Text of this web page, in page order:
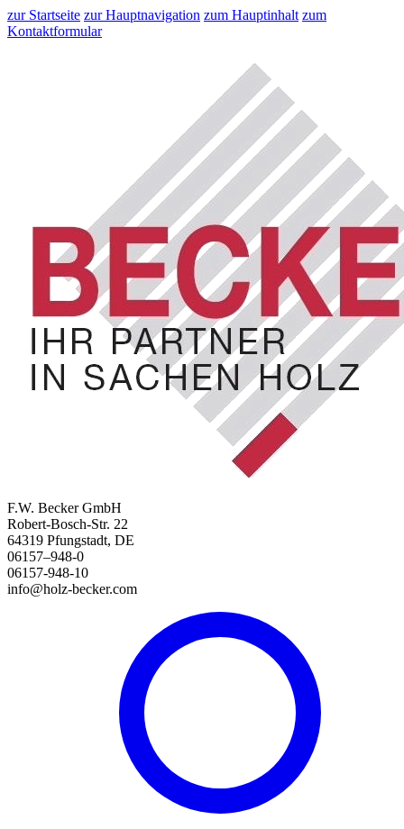
zur Startseite zur Hauptnavigation zum Hauptinhalt zum
Kontaktformular
F.W. Becker GmbH
Robert-Bosch-Str. 22
64319 Pfungstadt, DE
06157–948-0
06157-948-10
info@holz-becker.com